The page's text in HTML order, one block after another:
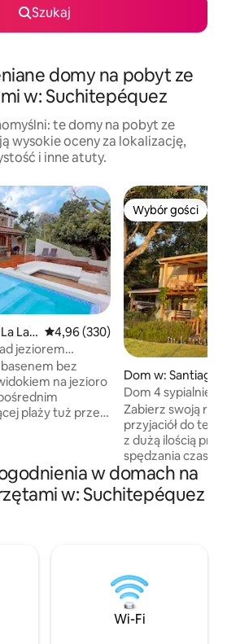
Szukaj
domy na pobyt ze
w: Suchitepéquez
te domy na pobyt ze
wysokie oceny za lokalizację,
i inne atuty.
Lag Średnia ocena: 4,96 na 5, liczba
4,96 (330)
jeziorem
bez
na jezioro
plaży tuż przed
mieście nad
kawiarniami,
usługami w
i bezpłatnego
Wybór gości
Wybór gości
Dom w: Santiago
Dom 4 sypialnie 3
jezioro
Zabierz swoją
przyjaciół do
z dużą ilością
spędzania czasu,
i czerpania
przebudowany i
dawnej La
grillowania,
one wspólne dla
osób, które chcą
i cieszyć się
w domach na
w: Suchitepéquez
Wi-Fi